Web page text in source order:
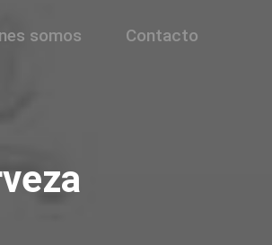
somos Contacto